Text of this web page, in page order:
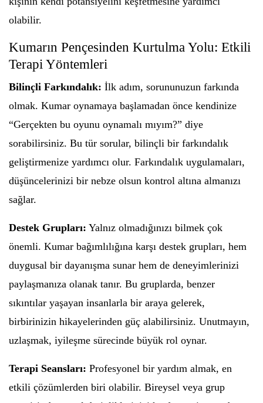
olabilir.
Kumarın Pençesinden Kurtulma Yolu: Etkili
Terapi Yöntemleri
Bilinçli Farkındalık: İlk adım, sorununuzun farkında
olmak. Kumar oynamaya başlamadan önce kendinize
“Gerçekten bu oyunu oynamalı mıyım?” diye
sorabilirsiniz. Bu tür sorular, bilinçli bir farkındalık
geliştirmenize yardımcı olur. Farkındalık uygulamaları,
düşüncelerinizi bir nebze olsun kontrol altına almanızı
sağlar.
Destek Grupları: Yalnız olmadığınızı bilmek çok
önemli. Kumar bağımlılığına karşı destek grupları, hem
duygusal bir dayanışma sunar hem de deneyimlerinizi
paylaşmanıza olanak tanır. Bu gruplarda, benzer
sıkıntılar yaşayan insanlarla bir araya gelerek,
birbirinizin hikayelerinden güç alabilirsiniz. Unutmayın,
uzlaşmak, iyileşme sürecinde büyük rol oynar.
Terapi Seansları: Profesyonel bir yardım almak, en
etkili çözümlerden biri olabilir. Bireysel veya grup